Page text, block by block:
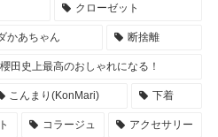
クローゼット
かあちゃん 断捨離
櫻田史上最高のおしゃれになる！
こんまり(KonMari) 下着
コラージュ アクセサリー